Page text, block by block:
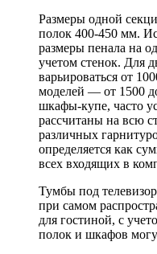
Размеры одной
полок 400-450 мм.
размеры пенала на
учетом стенок. Для
варьироваться от
моделей — от 1500
шкафы-купе, часто
рассчитаны на всю
различных
определяется как
всех входящих в
Тумбы под
при самом
для гостиной, с
полок и шкафов